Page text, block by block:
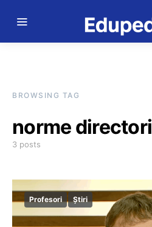
BROWSING TAG
norme directori
3 posts
Profesori Știri